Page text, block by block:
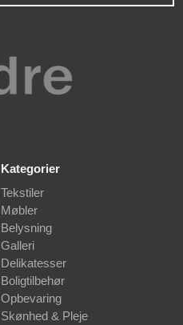
Kategorier
Tekstiler
Møbler
Belysning
Galleri
Delikatesser
Boligtilbehør
Opbevaring
Skønhed & Pleje